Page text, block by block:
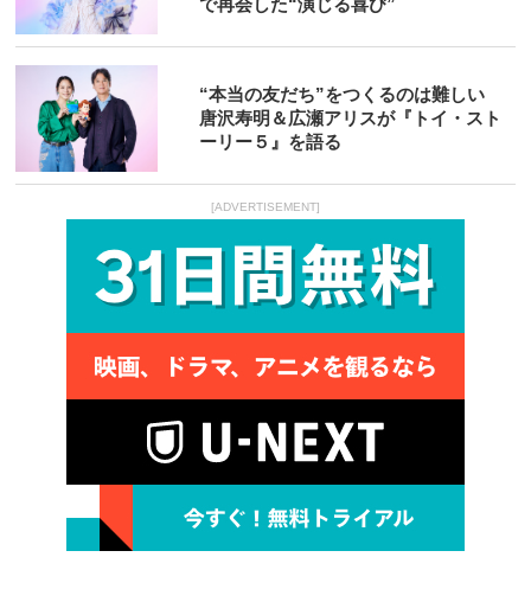
で再会した“演じる喜び”
“本当の友だち”をつくるのは難しい
唐沢寿明＆広瀬アリスが『トイ・スト
ーリー５』を語る
[ADVERTISEMENT]